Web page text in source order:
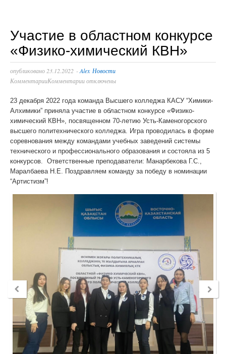
Участие в областном конкурсе
«Физико-химический КВН»
опубликовано 23.12.2022 - Alex Новости
КомментарииКомментарии отключены
23 декабря 2022 года команда Высшего колледжа КАСУ “Химики-
Алхимики” приняла участие в областном конкурсе «Физико-
химический КВН», посвященном 70-летию Усть-Каменогорского
высшего политехнического колледжа. Игра проводилась в форме
соревнования между командами учебных заведений системы
технического и профессионального образования и состояла из 5
конкурсов. Ответственные преподаватели: Манарбекова Г.С.,
Маралбаева Н.Е. Поздравляем команду за победу в номинации
“Артистизм”!